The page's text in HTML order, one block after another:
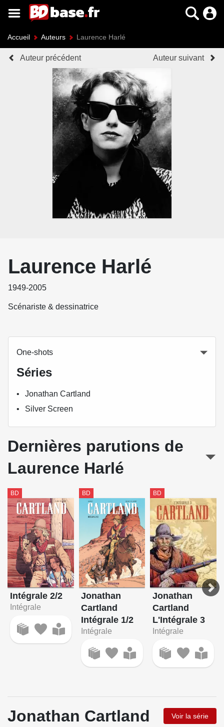
Accueil Auteurs Laurence Harlé
Auteur précédent Auteur suivant
Laurence Harlé
1949-2005
Scénariste & dessinatrice
One-shots
Séries
Jonathan Cartland
Silver Screen
Dernières parutions de
Laurence Harlé
BD
Intégrale 2/2
Intégrale
BD
Jonathan
Cartland
Intégrale 1/2
Intégrale
BD
Jonathan
Cartland
L'Intégrale 3
Intégrale
Jonathan Cartland Voir la série